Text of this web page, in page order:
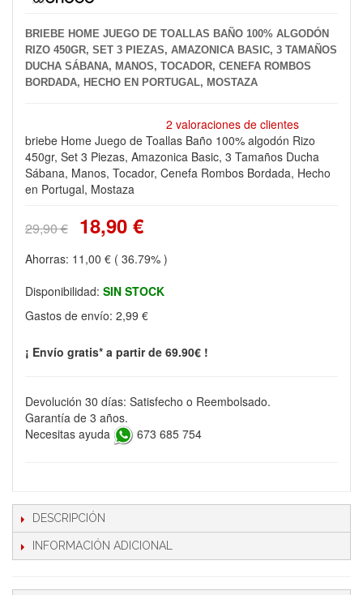
BRIEBE HOME JUEGO DE TOALLAS BAÑO 100% ALGODÓN
RIZO 450GR, SET 3 PIEZAS, AMAZONICA BASIC, 3 TAMAÑOS
DUCHA SÁBANA, MANOS, TOCADOR, CENEFA ROMBOS
BORDADA, HECHO EN PORTUGAL, MOSTAZA
2 valoraciones de clientes
briebe Home Juego de Toallas Baño 100% algodón Rizo
450gr, Set 3 Piezas, Amazonica Basic, 3 Tamaños Ducha
Sábana, Manos, Tocador, Cenefa Rombos Bordada, Hecho
en Portugal, Mostaza
29,90 € 18,90 €
Ahorras: 11,00 € ( 36.79% )
Disponibilidad: SIN STOCK
Gastos de envío: 2,99 €
¡ Envío gratis* a partir de 69.90€ !
Devolución 30 días: Satisfecho o Reembolsado.
Garantía de 3 años.
Necesitas ayuda
673 685 754
DESCRIPCIÓN
INFORMACIÓN ADICIONAL